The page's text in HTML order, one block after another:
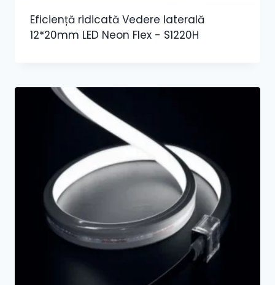
Eficiență ridicată Vedere laterală
12*20mm LED Neon Flex - S1220H